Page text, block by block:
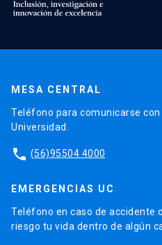
MESA CENTRAL
Teléfono para comunicarse
Universidad.
phone (56)95504 4000
EMERGENCIAS UC
Teléfono en caso de accidente
riesgo tu vida dentro de algún